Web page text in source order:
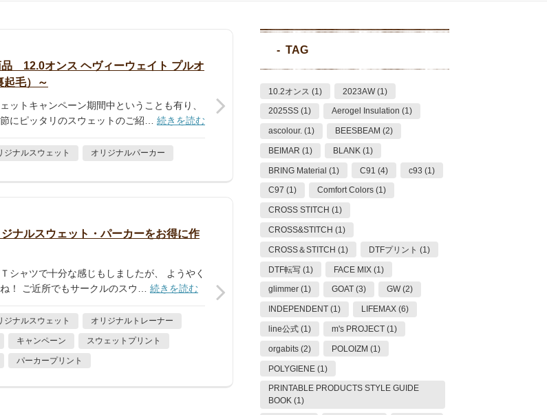
品 12.0オンス ヘヴィーウェイト プルオ
起毛）​～
ットキャンペーン期間中ということも有り、
にピッタリのスウェットのご紹… 続きを読む
ジナルスウェット オリジナルパーカー
ジナルスウェット・パーカーをお得に作
シャツで十分な感じもしましたが、 ようやく
！ ご近所でもサークルのスウ… 続きを読む
ジナルスウェット オリジナルトレーナー
キャンペーン スウェットプリント
パーカープリント
TAG
10.2オンス (1) 2023AW (1)
2025SS (1) Aerogel Insulation (1)
ascolour. (1) BEESBEAM (2)
BEIMAR (1) BLANK (1)
BRING Material (1) C91 (4) c93 (1)
C97 (1) Comfort Colors (1)
CROSS STITCH (1)
CROSS&STITCH (1)
CROSS＆STITCH (1) DTFプリント (1)
DTF転写 (1) FACE MIX (1)
glimmer (1) GOAT (3) GW (2)
INDEPENDENT (1) LIFEMAX (6)
line公式 (1) m's PROJECT (1)
orgabits (2) POLOIZM (1)
POLYGIENE (1)
PRINTABLE PRODUCTS STYLE GUIDE
BOOK (1)